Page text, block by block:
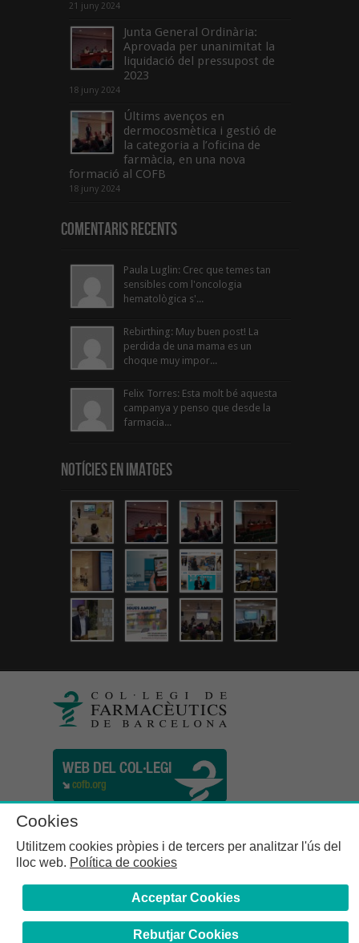
21 juny 2024
Junta General Ordinària:
Aprovada per unanimitat la
liquidació del pressupost de
2023
18 juny 2024
Últims avenços en
dermocosmètica i gestió de
la categoria a l’oficina de
farmàcia, en una nova
formació al COFB
18 juny 2024
Comentaris Recents
Paula Luglin: Crec que temes tan
sensibles com l'oncologia
hematològica s'...
Rebirthing: Muy buen post! La
perdida de una mama es un
choque muy impor...
Felix Torres: Esta molt bé aquesta
campanya y penso que desde la
farmacia...
Notícies en Imatges
Cookies
Utilitzem cookies pròpies i de tercers per analitzar l'ús del
lloc web. Política de cookies
Acceptar Cookies
Rebutjar Cookies